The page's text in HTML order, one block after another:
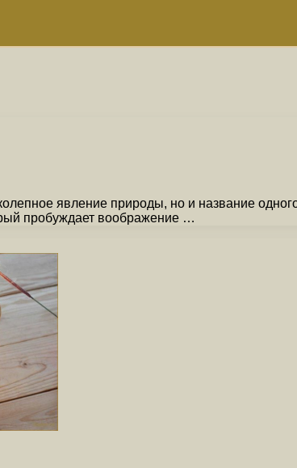
явление природы, но и название
пробуждает воображение …